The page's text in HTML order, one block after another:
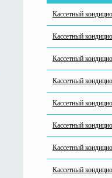
Кассетный
Кассетный
Кассетный
Кассетный
Кассетный
Кассетный
Кассетный
Кассетный